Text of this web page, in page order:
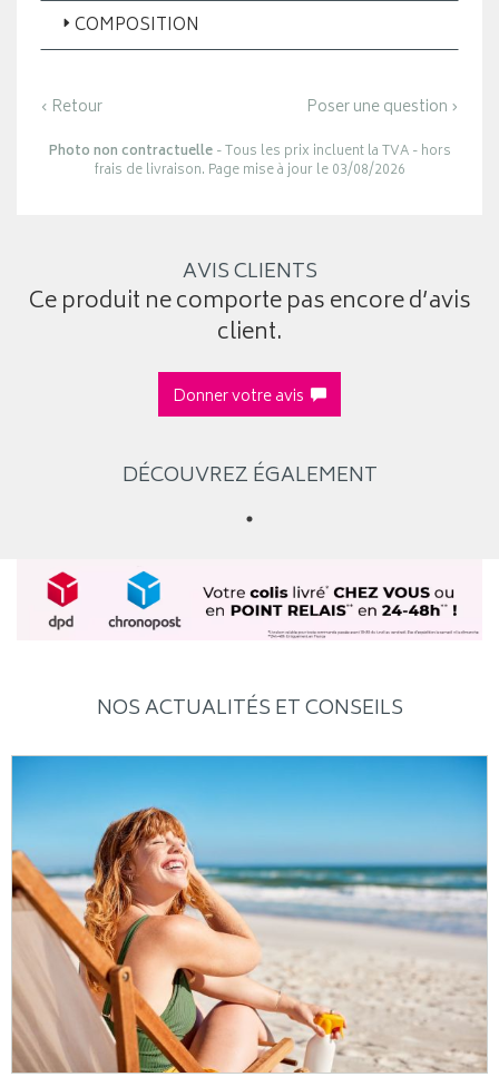
COMPOSITION
‹ Retour Poser une question ›
Photo non contractuelle- Tous les prix incluent la TVA - hors
frais de livraison. Page mise à jour le 03/08/2026
AVIS CLIENTS
Ce produit ne comporte pas encore d’avis
client.
Donner votre avis
DÉCOUVREZ ÉGALEMENT
NOS ACTUALITÉS ET CONSEILS